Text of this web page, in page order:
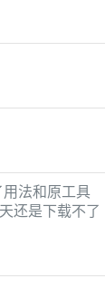
法和原工具
还是下载不了